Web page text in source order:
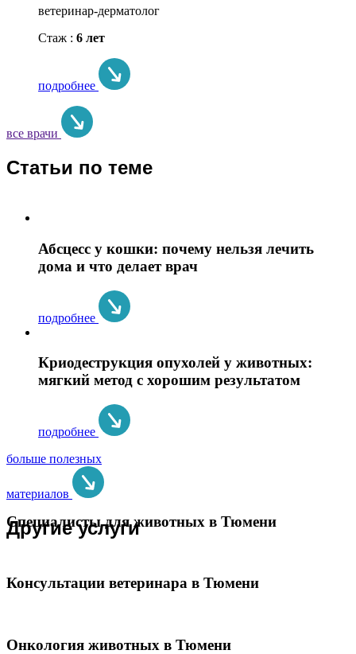
ветеринар-дерматолог
Стаж : 6 лет
подробнее
все врачи
Статьи по теме
Абсцесс у кошки: почему нельзя лечить
дома и что делает врач
подробнее
Криодеструкция опухолей у животных:
мягкий метод с хорошим результатом
подробнее
больше полезных
материалов
Другие услуги
Специалисты для животных в Тюмени
Консультации ветеринара в Тюмени
Онкология животных в Тюмени